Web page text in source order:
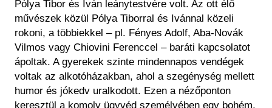
Pólya Tibor és Iván leánytestvére volt. Az ott élő
művészek közül Pólya Tiborral és Ivánnal közeli
rokoni, a többiekkel – pl. Fényes Adolf, Aba-Novák
Vilmos vagy Chiovini Ferenccel – baráti kapcsolatot
ápoltak. A gyerekek szinte mindennapos vendégek
voltak az alkotóházakban, ahol a szegénység mellett
humor és jókedv uralkodott. Ezen a nézőponton
keresztül a komoly ügyvéd személyében egy bohém,